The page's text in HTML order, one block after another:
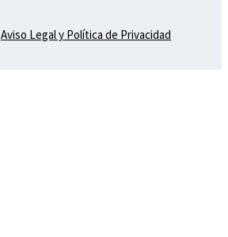
Aviso Legal y Política de Privacidad